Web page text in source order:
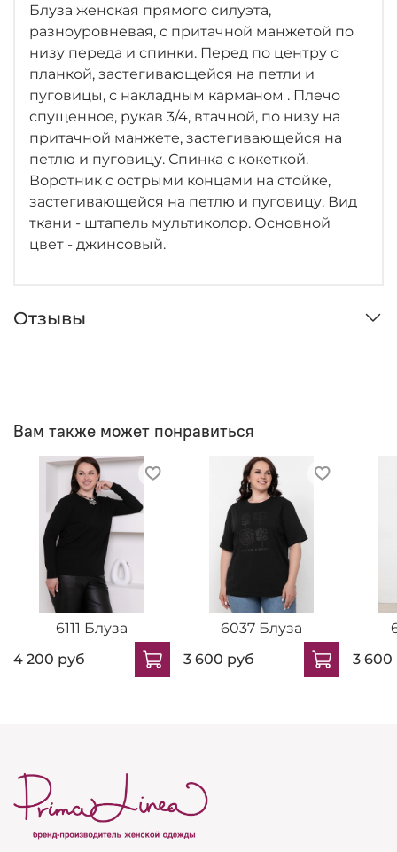
Блуза женская прямого силуэта,
разноуровневая, с притачной манжетой по
низу переда и спинки. Перед по центру с
планкой, застегивающейся на петли и
пуговицы, с накладным карманом . Плечо
спущенное, рукав 3/4, втачной, по низу на
притачной манжете, застегивающейся на
петлю и пуговицу. Спинка с кокеткой.
Воротник с острыми концами на стойке,
застегивающейся на петлю и пуговицу. Вид
ткани - штапель мультиколор. Основной
цвет - джинсовый.
Отзывы
Вам также может понравиться
6111 Блуза
4 200 руб
6037 Блуза
3 600 руб
3 600